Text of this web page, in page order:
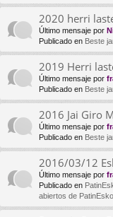
2020 herri
Último mensaje por
Publicado en Beste
2019 Herri
Último mensaje por
Publicado en Beste
2016 Jai Giro
Último mensaje por
Publicado en Beste
2016/03/12
Último mensaje por
Publicado en
abiertos de